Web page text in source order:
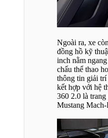
Ngoài ra, xe
đồng hồ kỹ
inch nằm
chấu thể thao
thông tin giải trí
kết hợp với hệ
360 2.0 là
Mustang Mach-